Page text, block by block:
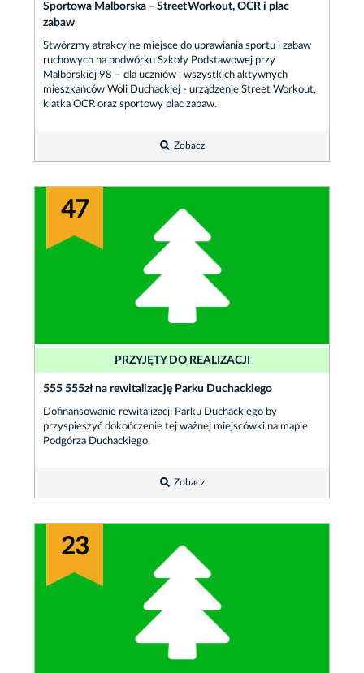
Sportowa Malborska – Street Workout, OCR i plac
zabaw
Stwórzmy atrakcyjne miejsce do uprawiania sportu i zabaw
ruchowych na podwórku Szkoły Podstawowej przy
Malborskiej 98 – dla uczniów i wszystkich aktywnych
mieszkańców Woli Duchackiej - urządzenie Street Workout,
klatka OCR oraz sportowy plac zabaw.
Zobacz
47
PRZYJĘTY DO REALIZACJI
555 555zł na rewitalizację Parku Duchackiego
Dofinansowanie rewitalizacji Parku Duchackiego by
przyspieszyć dokończenie tej ważnej miejscówki na mapie
Podgórza Duchackiego.
Zobacz
23